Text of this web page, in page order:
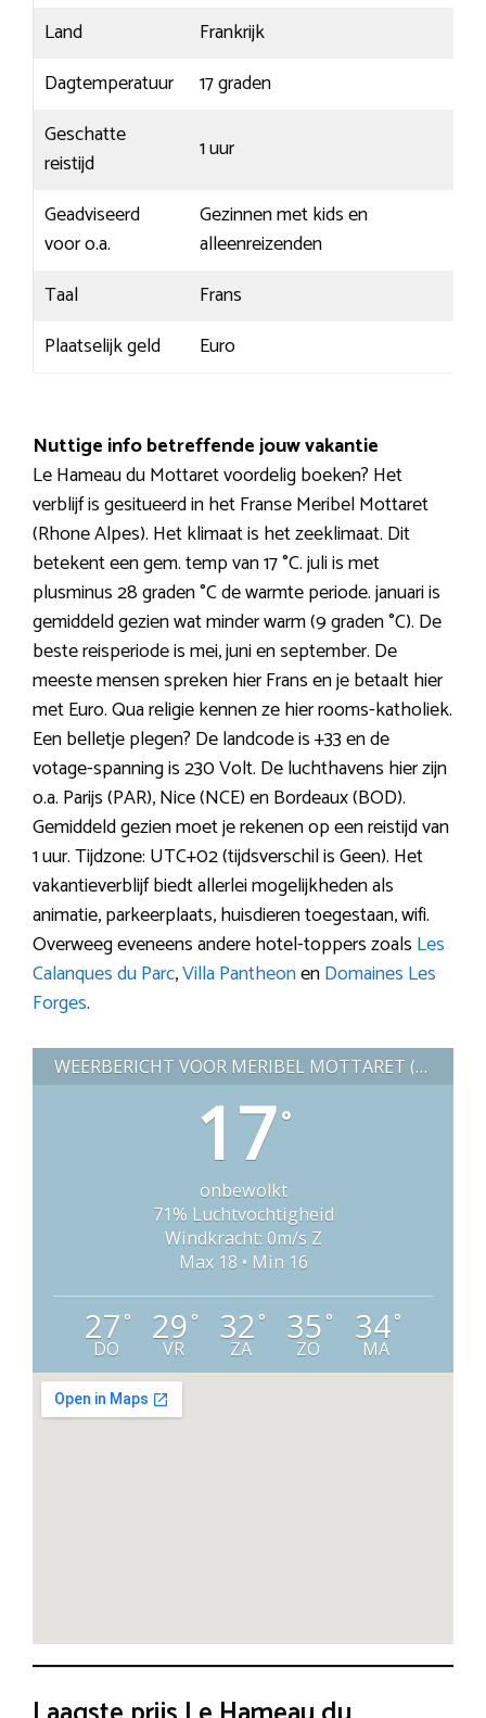
Land
Frankrijk
Dagtemperatuur
17 graden
Geschatte
reistijd
1 uur
Geadviseerd
voor o.a.
Gezinnen met kids en
alleenreizenden
Taal
Frans
Plaatselijk geld
Euro
Nuttige info betreffende jouw vakantie
Le Hameau du Mottaret voordelig boeken? Het
verblijf is gesitueerd in het Franse Meribel Mottaret
(Rhone Alpes). Het klimaat is het zeeklimaat. Dit
betekent een gem. temp van 17 °C. juli is met
plusminus 28 graden °C de warmte periode. januari is
gemiddeld gezien wat minder warm (9 graden °C). De
beste reisperiode is mei, juni en september. De
meeste mensen spreken hier Frans en je betaalt hier
met Euro. Qua religie kennen ze hier rooms-katholiek.
Een belletje plegen? De landcode is +33 en de
votage-spanning is 230 Volt. De luchthavens hier zijn
o.a. Parijs (PAR), Nice (NCE) en Bordeaux (BOD).
Gemiddeld gezien moet je rekenen op een reistijd van
1 uur. Tijdzone: UTC+02 (tijdsverschil is Geen). Het
vakantieverblijf biedt allerlei mogelijkheden als
animatie, parkeerplaats, huisdieren toegestaan, wifi.
Overweeg eveneens andere hotel-toppers zoals Les
Calanques du Parc,Villa PantheonenDomaines Les
Forges.
WEERBERICHT VOOR MERIBEL MOTTARET (FRANKRIJK)
17°
onbewolkt
71% Luchtvochtigheid
Windkracht: 0m/s Z
Max 18 • Min 16
27°
DO
29°
VR
32°
ZA
35°
ZO
34°
MA